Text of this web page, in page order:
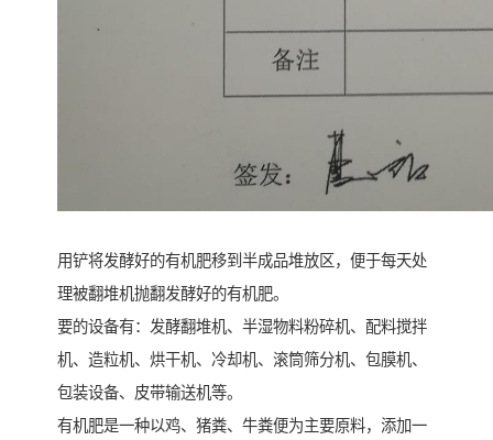
用铲将发酵好的有机肥移到半成品堆放区，便于每天处
理被翻堆机抛翻发酵好的有机肥。
要的设备有：发酵翻堆机、半湿物料粉碎机、配料搅拌
机、造粒机、烘干机、冷却机、滚筒筛分机、包膜机、
包装设备、皮带输送机等。
有机肥是一种以鸡、猪粪、牛粪便为主要原料，添加一